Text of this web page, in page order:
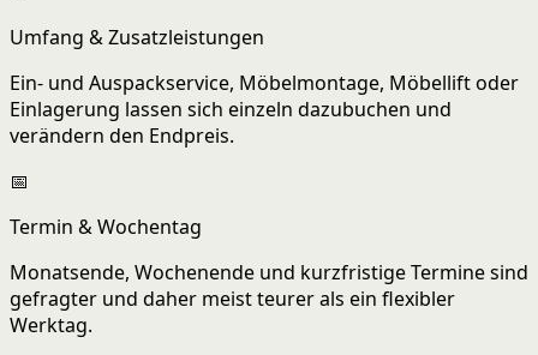
Umfang & Zusatzleistungen
Ein- und Auspackservice, Möbelmontage, Möbellift oder
Einlagerung lassen sich einzeln dazubuchen und
verändern den Endpreis.
📅
Termin & Wochentag
Monatsende, Wochenende und kurzfristige Termine sind
gefragter und daher meist teurer als ein flexibler
Werktag.